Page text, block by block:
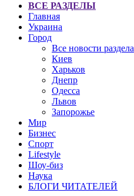
ВСЕ РАЗДЕЛЫ
Главная
Украина
Город
Все новости раздела
Киев
Харьков
Днепр
Одесса
Львов
Запорожье
Мир
Бизнес
Спорт
Lifestyle
Шоу-биз
Наука
БЛОГИ ЧИТАТЕЛЕЙ